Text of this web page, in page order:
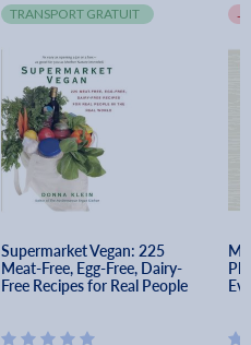
TRANSPORT GRATUIT
Supermarket Vegan: 225
Meat-Free, Egg-Free, Dairy-
Free Recipes for Real People
-